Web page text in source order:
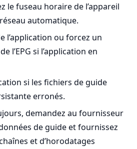
le fuseau horaire de l’appareil
automatique.
l’application ou forcez un
l’EPG si l’application en
si les fichiers de guide
erronés.
demandez au fournisseur
de guide et fournissez
et d’horodatages